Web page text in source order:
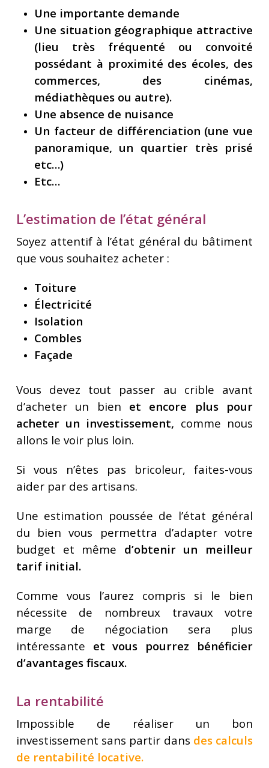
Une importante demande
Une situation géographique attractive
(lieu très fréquenté ou convoité
possédant à proximité des écoles, des
commerces, des cinémas,
médiathèques ou autre).
Une absence de nuisance
Un facteur de différenciation (une vue
panoramique, un quartier très prisé
etc…)
Etc…
L’estimation de l’état général
Soyez attentif à l’état général du bâtiment
que vous souhaitez acheter :
Toiture
Électricité
Isolation
Combles
Façade
Vous devez tout passer au crible avant
d’acheter un bien et encore plus pour
acheter un investissement, comme nous
allons le voir plus loin.
Si vous n’êtes pas bricoleur, faites-vous
aider par des artisans.
Une estimation poussée de l’état général
du bien vous permettra d’adapter votre
budget et même d’obtenir un meilleur
tarif initial.
Comme vous l’aurez compris si le bien
nécessite de nombreux travaux votre
marge de négociation sera plus
intéressante et vous pourrez bénéficier
d’avantages fiscaux.
La rentabilité
Impossible de réaliser un bon
investissement sans partir dans des calculs
de rentabilité locative.